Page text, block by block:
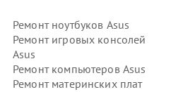
Ремонт ноутбуков Asus
Ремонт игровых консолей
Asus
Ремонт компьютеров Asus
Ремонт материнских плат